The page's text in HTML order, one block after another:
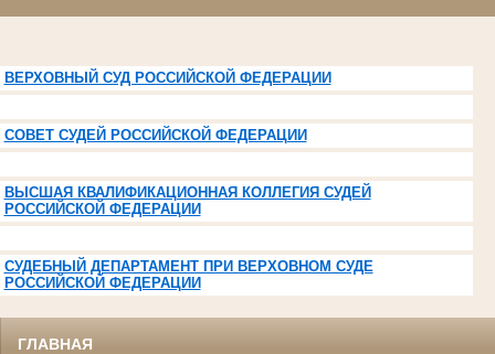
ВЕРХОВНЫЙ СУД РОССИЙСКОЙ ФЕДЕРАЦИИ
СОВЕТ СУДЕЙ РОССИЙСКОЙ ФЕДЕРАЦИИ
ВЫСШАЯ КВАЛИФИКАЦИОННАЯ КОЛЛЕГИЯ СУДЕЙ
РОССИЙСКОЙ ФЕДЕРАЦИИ
СУДЕБНЫЙ ДЕПАРТАМЕНТ ПРИ ВЕРХОВНОМ СУДЕ
РОССИЙСКОЙ ФЕДЕРАЦИИ
ГЛАВНАЯ